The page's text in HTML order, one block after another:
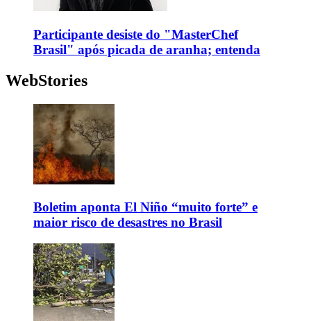
Participante desiste do "MasterChef
Brasil" após picada de aranha; entenda
WebStories
Boletim aponta El Niño “muito forte” e
maior risco de desastres no Brasil